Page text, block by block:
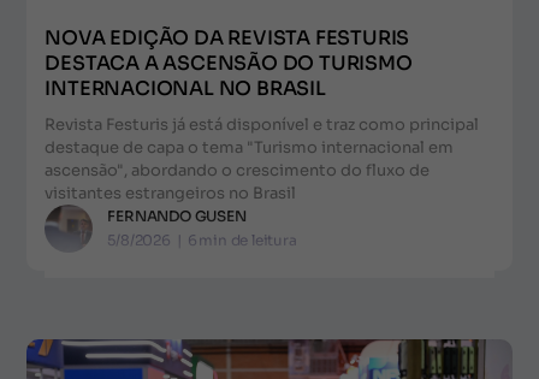
NOVA EDIÇÃO DA REVISTA FESTURIS
DESTACA A ASCENSÃO DO TURISMO
INTERNACIONAL NO BRASIL
Revista Festuris já está disponível e traz como principal
destaque de capa o tema "Turismo internacional em
ascensão", abordando o crescimento do fluxo de
visitantes estrangeiros no Brasil
FERNANDO GUSEN
5/8/2026 | 6 min de leitura